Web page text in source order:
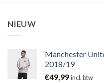
NIEUW
Manchester
2018/19
€49,99incl. btw